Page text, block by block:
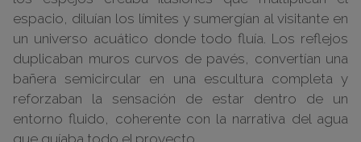
espacio, diluían los límites y sumergían al visitante en
un universo acuático donde todo fluía. Los reflejos
duplicaban muros curvos de pavés, convertían una
bañera semicircular en una escultura completa y
reforzaban la sensación de estar dentro de un
entorno fluido, coherente con la narrativa del agua
que guíaba todo el proyecto.